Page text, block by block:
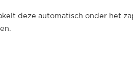
deze automatisch onder het